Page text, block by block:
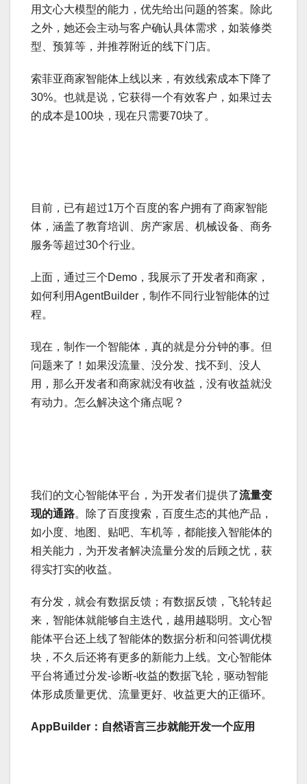
用文心大模型的能力，优先给出问题的答案。除此
之外，她还会主动与客户确认具体需求，如装修类
型、预算等，并推荐附近的线下门店。
索菲亚商家智能体上线以来，有效线索成本下降了
30%。也就是说，它获得一个有效客户，如果过去
的成本是100块，现在只需要70块了。
目前，已有超过1万个百度的客户拥有了商家智能
体，涵盖了教育培训、房产家居、机械设备、商务
服务等超过30个行业。
上面，通过三个Demo，我展示了开发者和商家，
如何利用AgentBuilder，制作不同行业智能体的过
程。
现在，制作一个智能体，真的就是分分钟的事。但
问题来了！如果没流量、没分发、找不到、没人
用，那么开发者和商家就没有收益，没有收益就没
有动力。怎么解决这个痛点呢？
我们的文心智能体平台，为开发者们提供了流量变
现的通路。除了百度搜索，百度生态的其他产品，
如小度、地图、贴吧、车机等，都能接入智能体的
相关能力，为开发者解决流量分发的后顾之忧，获
得实打实的收益。
有分发，就会有数据反馈；有数据反馈，飞轮转起
来，智能体就能够自主迭代，越用越聪明。文心智
能体平台还上线了智能体的数据分析和问答调优模
块，不久后还将有更多的新能力上线。文心智能体
平台将通过分发-诊断-收益的数据飞轮，驱动智能
体形成质量更优、流量更好、收益更大的正循环。
AppBuilder：自然语言三步就能开发一个应用